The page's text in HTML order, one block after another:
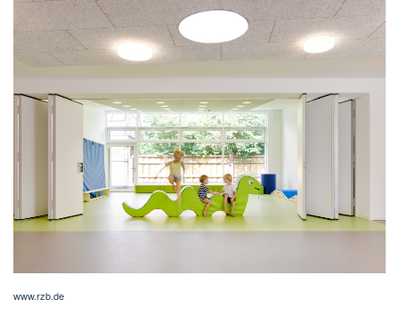
www.rzb.de